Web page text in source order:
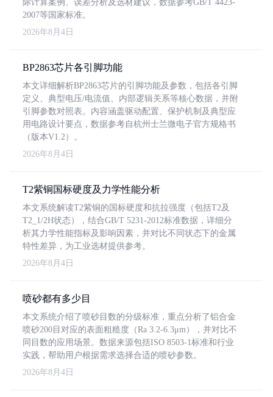
际计算案例、误差分析及选材建议，数据参考GB/T 4423-
2007等国家标准。
2026年8月4日
BP2863芯片各引脚功能
本文详细解析BP2863芯片的引脚功能及参数，包括各引脚
定义、典型电压/电流值、内部逻辑关系等核心数据，并附
引脚参数对照表。内容涵盖驱动配置、保护机制及典型应
用电路设计要点，数据参考自杭州士兰微电子官方规格书
（版本V1.2）。
2026年8月4日
T2紫铜国标硬度及力学性能分析
本文系统解读T2紫铜的国标硬度和抗拉强度（包括T2及
T2_1/2H状态），结合GB/T 5231-2012标准数据，详细分
析其力学性能指标及影响因素，并对比不同状态下的金属
特性差异，为工业选材提供参考。
2026年8月4日
喷砂都有多少目
本文系统介绍了喷砂目数的分级标准，重点分析了铝合金
喷砂200目对应的表面粗糙度（Ra 3.2-6.3μm），并对比不
同目数的应用场景。数据来源包括ISO 8503-1标准和行业
实践，帮助用户根据需求选择合适的喷砂参数。
2026年8月4日